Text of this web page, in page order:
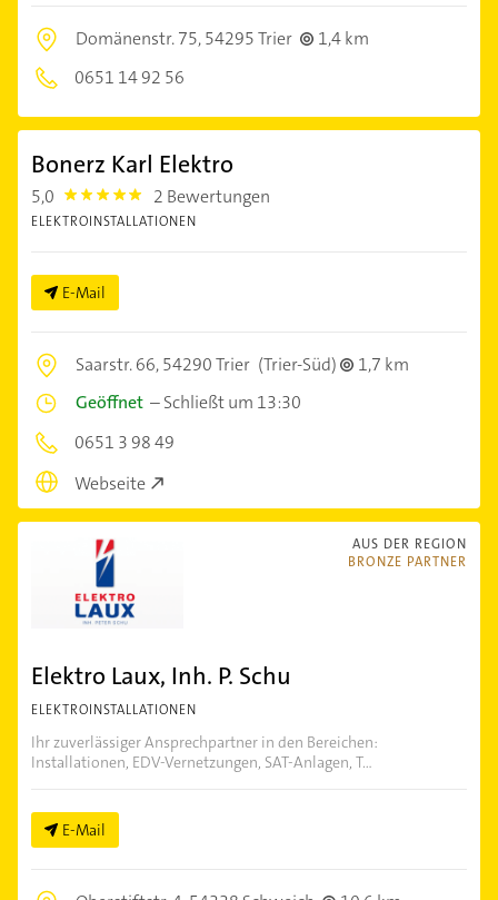
Domänenstr. 75,54295 Trier
1,4 km
0651 14 92 56
Bonerz Karl Elektro
5,0 5.0 2 Bewertungen
ELEKTROINSTALLATIONEN
E-Mail
Saarstr. 66,54290 Trier (Trier-Süd)
1,7 km
Geöffnet –Schließt um 13:30
0651 3 98 49
Webseite
AUS DER REGION
BRONZE PARTNER
Elektro Laux, Inh. P. Schu
ELEKTROINSTALLATIONEN
Ihr zuverlässiger Ansprechpartner in den Bereichen:
Installationen, EDV-Vernetzungen, SAT-Anlagen, T...
E-Mail